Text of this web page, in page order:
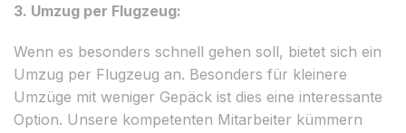
3. Umzug per Flugzeug:
Wenn es besonders schnell gehen soll, bietet sich ein
Umzug per Flugzeug an. Besonders für kleinere
Umzüge mit weniger Gepäck ist dies eine interessante
Option. Unsere kompetenten Mitarbeiter kümmern